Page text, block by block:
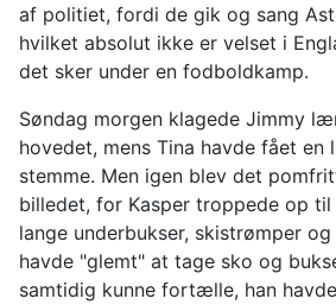
af politiet, fordi de gik og sang
hvilket absolut ikke er velset i
det sker under en fodboldkamp.
Søndag morgen klagede Jimmy
hovedet, mens Tina havde fået en
stemme. Men igen blev det
billedet, for Kasper troppede op
lange underbukser, skistrømper
havde "glemt" at tage sko og
samtidig kunne fortælle, han